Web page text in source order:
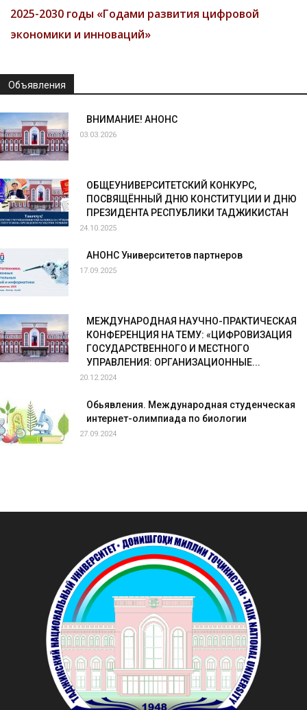
2025-2030 годы «Годами развития цифровой
экономики и инноваций»
Объявления
ВНИМАНИЕ! АНОНС
03.03.2026
ОБЩЕУНИВЕРСИТЕТСКИЙ КОНКУРС,
ПОСВЯЩЁННЫЙ ДНЮ КОНСТИТУЦИИ И ДНЮ
ПРЕЗИДЕНТА РЕСПУБЛИКИ ТАДЖИКИСТАН
24.10.2025
АНОНС Университетов партнеров
17.09.2025
МЕЖДУНАРОДНАЯ НАУЧНО-ПРАКТИЧЕСКАЯ
КОНФЕРЕНЦИЯ НА ТЕМУ: «ЦИФРОВИЗАЦИЯ
ГОСУДАРСТВЕННОГО И МЕСТНОГО
УПРАВЛЕНИЯ: ОРГАНИЗАЦИОННЫЕ...
20.12.2024
Обьявления. Международная студенческая
интернет-олимпиада по биологии
27.09.2024